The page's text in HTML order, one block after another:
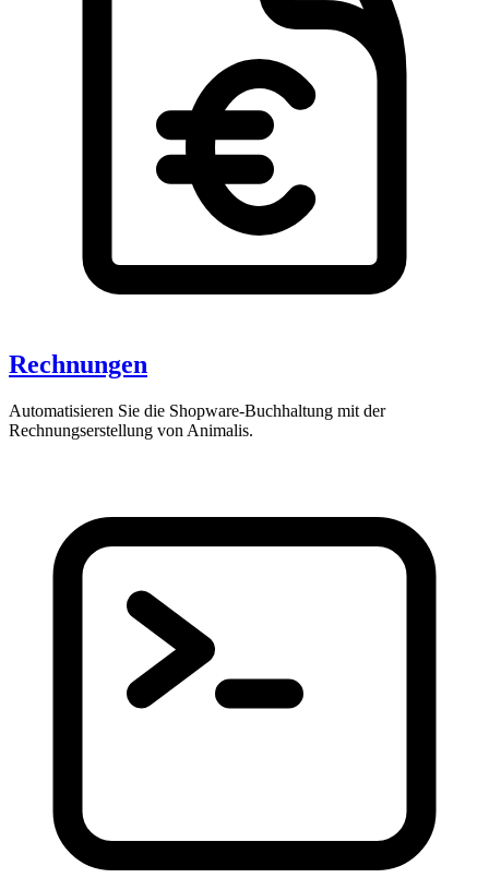
Rechnungen
Automatisieren Sie die Shopware-Buchhaltung mit der
Rechnungserstellung von Animalis.